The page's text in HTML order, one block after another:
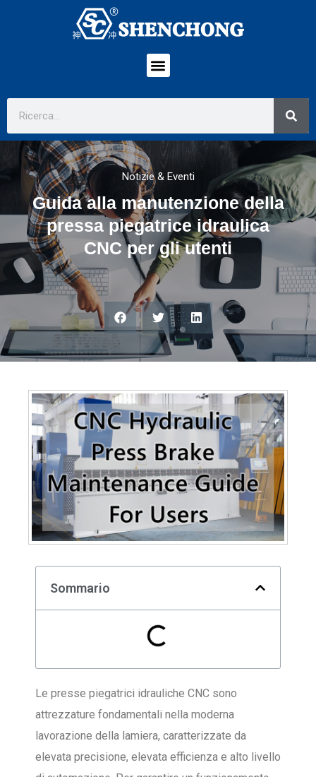
Notizie & Eventi
Guida alla manutenzione della
pressa piegatrice idraulica
CNC per gli utenti
Sommario
Le presse piegatrici idrauliche CNC sono
attrezzature fondamentali nella moderna
lavorazione della lamiera, caratterizzate da
elevata precisione, elevata efficienza e alto livello